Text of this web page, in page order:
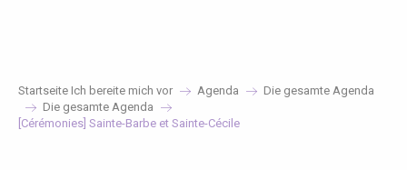
Startseite Ich bereite mich vor Agenda
Die gesamte Agenda
Die gesamte Agenda
[Cérémonies] Sainte-Barbe et Sainte-Cécile